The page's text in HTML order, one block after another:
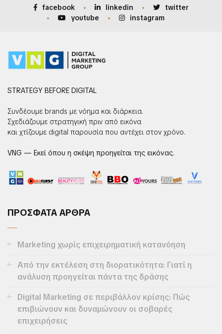
facebook linkedin
twitter
youtube
instagram
STRATEGY BEFORE DIGITAL
Συνδέουμε brands με νόημα και διάρκεια.
Σχεδιάζουμε στρατηγική πριν από εικόνα
και χτίζουμε digital παρουσία που αντέχει στον χρόνο.
VNG — Εκεί όπου η σκέψη προηγείται της εικόνας.
ΠΡΟΣΦΑΤΑ ΑΡΘΡΑ
Marketing χωρίς επιχειρηματική κατανόηση
Από την εκτέλεση στη διορατικότητα: Γιατί η
ανάλυση προηγείται πάντα της δράσης
Digital Marketing σε περιβάλλον κρίσης: Πώς
επιβιώνουν και δυναμώνουν οι σοβαρές
επιχειρήσεις